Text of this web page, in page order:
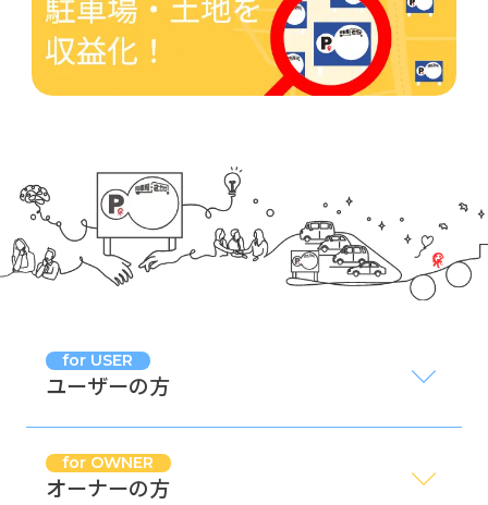
for USER
ユーザーの方
for OWNER
オーナーの方